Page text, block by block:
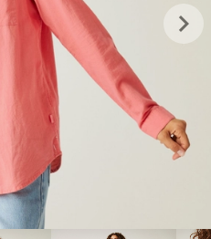
keyboard_arrow_right